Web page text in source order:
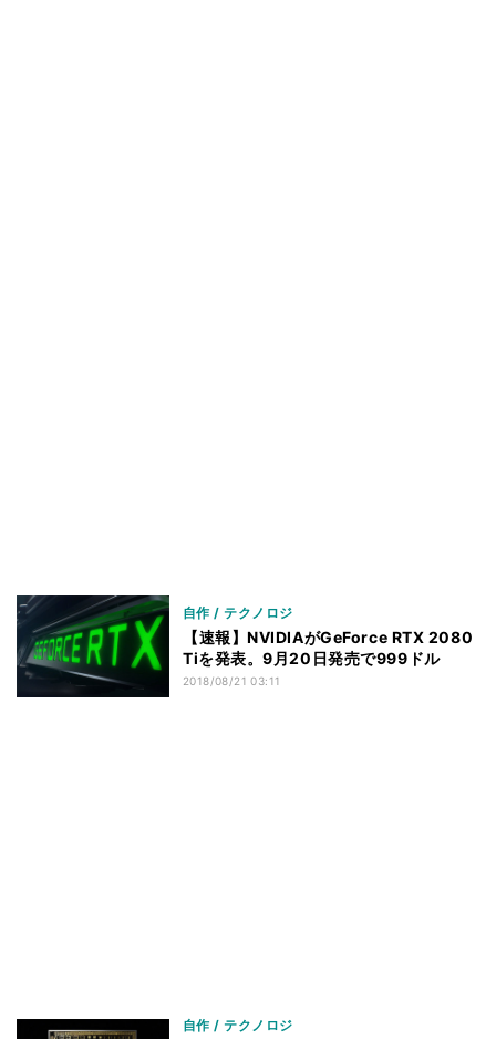
自作 / テクノロジ
【速報】NVIDIAがGeForce RTX 2080
Tiを発表。9月20日発売で999ドル
2018/08/21 03:11
自作 / テクノロジ